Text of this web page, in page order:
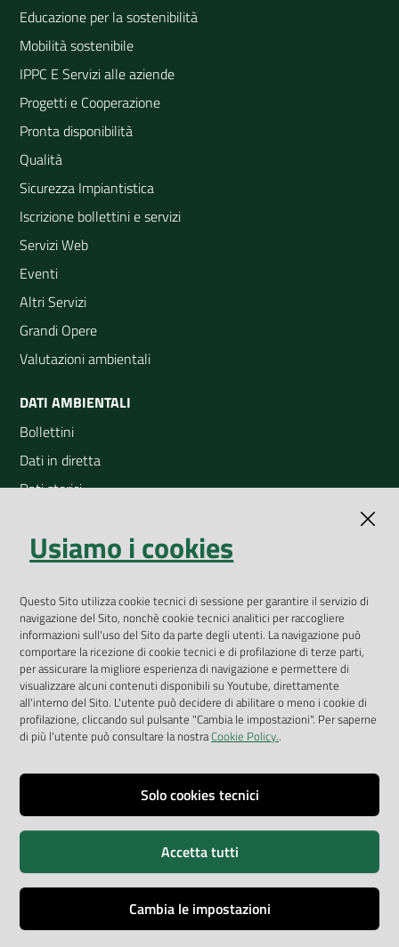
Educazione per la sostenibilità
Mobilità sostenibile
IPPC E Servizi alle aziende
Progetti e Cooperazione
Pronta disponibilità
Qualità
Sicurezza Impiantistica
Iscrizione bollettini e servizi
Servizi Web
Eventi
Altri Servizi
Grandi Opere
Valutazioni ambientali
DATI AMBIENTALI
Bollettini
Dati in diretta
Dati storici
Open Data
App Arpav
Rapporti regionali annuali
Le Infografiche
Dispenser dati
Vai alla pagina
Privacy
Accessibilità
Credits
Usiamo i cookies
Questo Sito utilizza cookie tecnici di sessione per garantire il servizio di
navigazione del Sito, nonchè cookie tecnici analitici per raccogliere
informazioni sull'uso del Sito da parte degli utenti. La navigazione può
comportare la ricezione di cookie tecnici e di profilazione di terze parti,
per assicurare la migliore esperienza di navigazione e permettere di
visualizzare alcuni contenuti disponibili su Youtube, direttamente
all'interno del Sito. L'utente può decidere di abilitare o meno i cookie di
profilazione, cliccando sul pulsante "Cambia le impostazioni". Per saperne
di più l'utente può consultare la nostraCookie Policy..
Solo cookies tecnici
Accetta tutti
Cambia le impostazioni